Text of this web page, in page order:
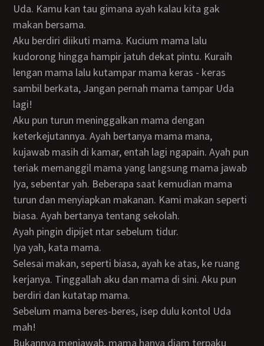
Uda. Kamu kan tau gimana ayah kalau kita gak
makan bersama.
Aku berdiri diikuti mama. Kucium mama lalu
kudorong hingga hampir jatuh dekat pintu. Kuraih
lengan mama lalu kutampar mama keras - keras
sambil berkata, Jangan pernah mama tampar Uda
lagi!
Aku pun turun meninggalkan mama dengan
keterkejutannya. Ayah bertanya mama mana,
kujawab masih di kamar, entah lagi ngapain. Ayah pun
teriak memanggil mama yang langsung mama jawab
Iya, sebentar yah. Beberapa saat kemudian mama
turun dan menyiapkan makanan. Kami makan seperti
biasa. Ayah bertanya tentang sekolah.
Ayah pingin dipijet ntar sebelum tidur.
Iya yah, kata mama.
Selesai makan, seperti biasa, ayah ke atas, ke ruang
kerjanya. Tinggallah aku dan mama di sini. Aku pun
berdiri dan kutatap mama.
Sebelum mama beres-beres, isep dulu kontol Uda
mah!
Bukannya menjawab, mama hanya diam terpaku